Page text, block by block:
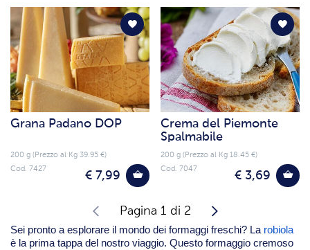
Grana Padano DOP
200 g (Prezzo al Kg 39.95 €)
€ 7,99
Cod. 7427
Crema del Piemonte
Spalmabile
200 g (Prezzo al Kg 18.45 €)
€ 3,69
Cod. 7047
Pagina 1 di 2
Sei pronto a esplorare il mondo dei formaggi freschi? La robiola
è la prima tappa del nostro viaggio. Questo formaggio cremoso